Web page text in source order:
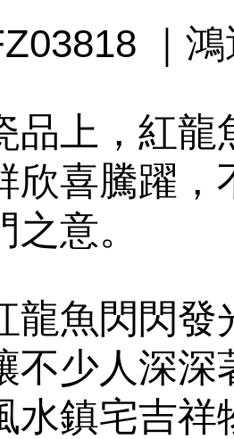
｜
品上，紅龍
欣喜騰躍，
之意。
龍魚閃閃發
不少人深深
水鎮宅吉祥